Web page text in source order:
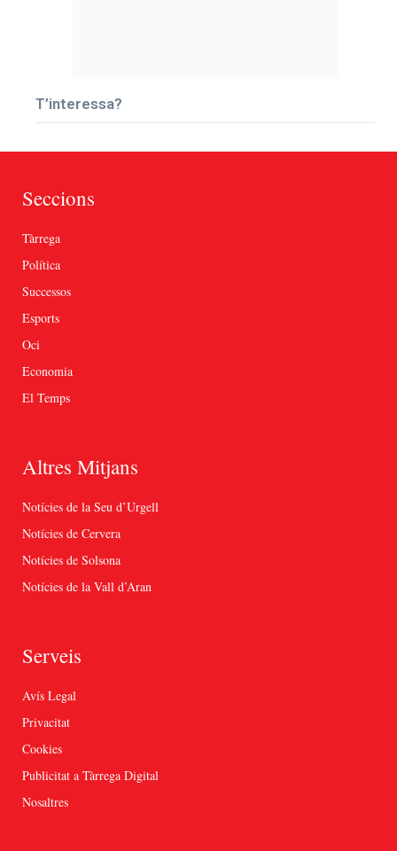
T’interessa?
Seccions
Tàrrega
Política
Successos
Esports
Oci
Economia
El Temps
Altres Mitjans
Notícies de la Seu d’Urgell
Notícies de Cervera
Notícies de Solsona
Notícies de la Vall d’Aran
Serveis
Avís Legal
Privacitat
Cookies
Publicitat a Tàrrega Digital
Nosaltres